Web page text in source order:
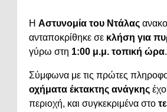
Η Αστυνομία του Ντάλας
ανταποκρίθηκε σε κλήση για
γύρω στη 1:00 μ.μ. τοπική ώρα.
Σύμφωνα με τις πρώτες
οχήματα έκτακτης ανάγκης
περιοχή, και συγκεκριμένα στο